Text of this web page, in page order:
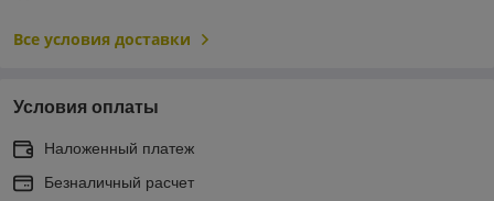
Все условия доставки
Условия оплаты
Наложенный платеж
Безналичный расчет